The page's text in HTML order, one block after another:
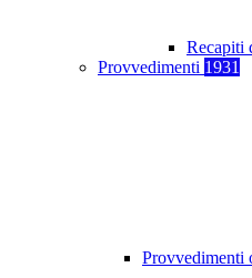
Recapiti
Provvedimenti 1931
Provvedimenti